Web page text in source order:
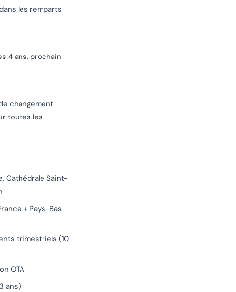
les remparts
4 ans, prochain
changement
toutes les
Cathédrale Saint-
+ Pays-Bas
trimestriels (10
OTA
ans)